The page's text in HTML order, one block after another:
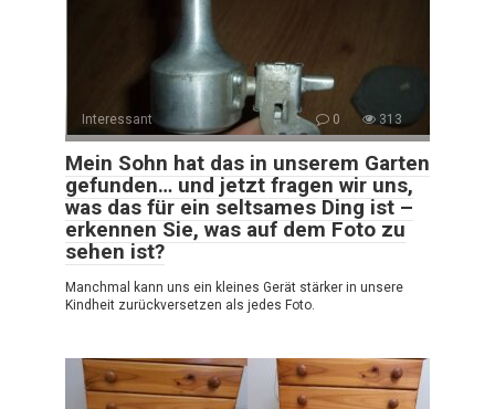
Interessant 0 313
Mein Sohn hat das in unserem Garten
gefunden… und jetzt fragen wir uns,
was das für ein seltsames Ding ist –
erkennen Sie, was auf dem Foto zu
sehen ist?
Manchmal kann uns ein kleines Gerät stärker in unsere
Kindheit zurückversetzen als jedes Foto.